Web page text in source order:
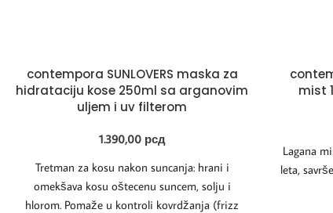
contempora SUNLOVERS maska za
hidrataciju kose 250ml sa arganovim
uljem i uv filterom
1.390,00 рсд
Tretman za kosu nakon suncanja: hrani i
omekšava kosu oštecenu suncem, solju i
hlorom. Pomaže u kontroli kovrdžanja (frizz
mist
Lagana
leta,